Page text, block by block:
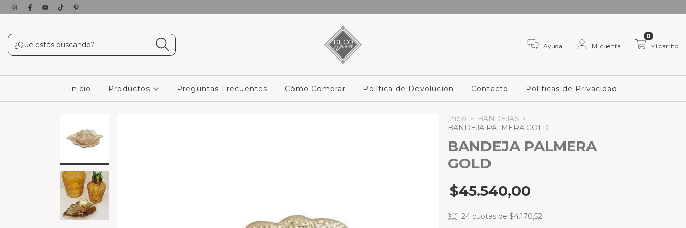
Ayuda Mi cuenta Mi carrito
0
Inicio Productos Preguntas Frecuentes Cómo Comprar Política de Devolución Contacto Politicas de Privacidad
Inicio > BANDEJAS >
BANDEJA PALMERA GOLD
BANDEJA PALMERA
GOLD
$45.540,00
24 cuotas de $4.170,52